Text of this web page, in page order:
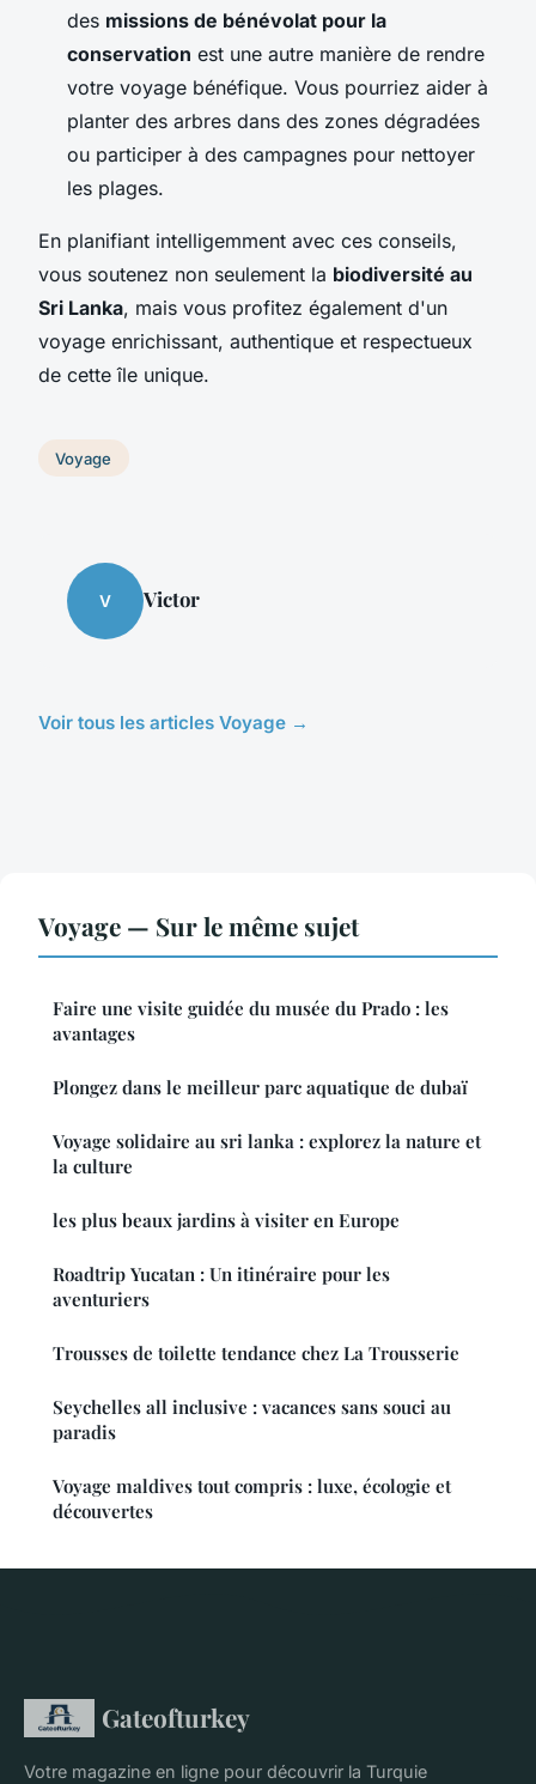
des missions de bénévolat pour la
conservation est une autre manière de rendre
votre voyage bénéfique. Vous pourriez aider à
planter des arbres dans des zones dégradées
ou participer à des campagnes pour nettoyer
les plages.
En planifiant intelligemment avec ces conseils,
vous soutenez non seulement la biodiversité au
Sri Lanka, mais vous profitez également d'un
voyage enrichissant, authentique et respectueux
de cette île unique.
Voyage
V Victor
Voir tous les articles Voyage →
Voyage — Sur le même sujet
Faire une visite guidée du musée du Prado : les
avantages
Plongez dans le meilleur parc aquatique de dubaï
Voyage solidaire au sri lanka : explorez la nature et
la culture
les plus beaux jardins à visiter en Europe
Roadtrip Yucatan : Un itinéraire pour les
aventuriers
Trousses de toilette tendance chez La Trousserie
Seychelles all inclusive : vacances sans souci au
paradis
Voyage maldives tout compris : luxe, écologie et
découvertes
Gateofturkey
Votre magazine en ligne pour découvrir la Turquie